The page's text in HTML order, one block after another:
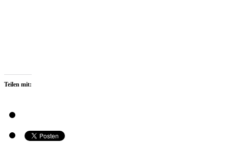
Teilen mit: